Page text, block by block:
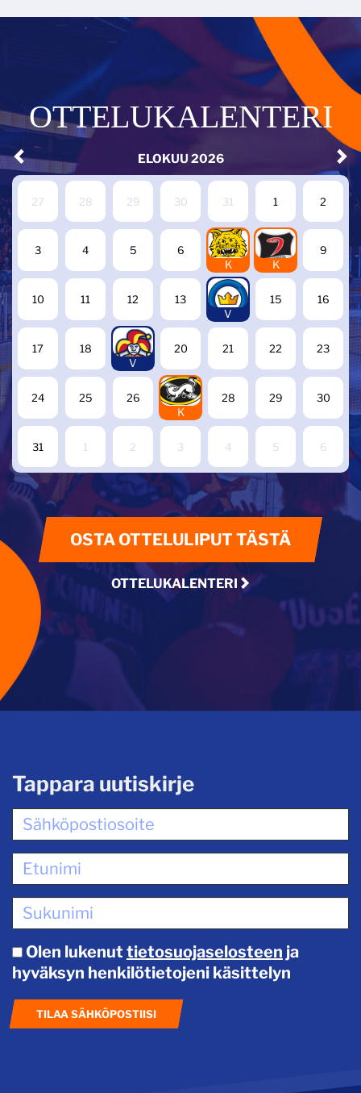
OTTELUKALENTERI
ELOKUU 2026
27 28 29 30 31 1 2
3 4 5 6
7
K
8
K
9
10 11 12 13
14
V
15 16
17 18
19
V
20 21 22 23
24 25 26
27
K
28 29 30
31 1 2 3 4 5 6
OSTA OTTELULIPUT TÄSTÄ
OTTELUKALENTERI
Tappara uutiskirje
Olen lukenut tietosuojaselosteen ja
hyväksyn henkilötietojeni käsittelyn
TILAA SÄHKÖPOSTIISI